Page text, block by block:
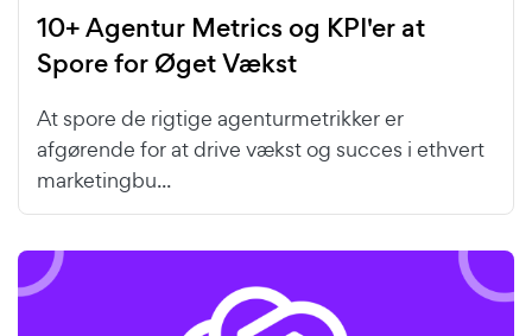
10+ Agentur Metrics og KPI'er at
Spore for Øget Vækst
At spore de rigtige agenturmetrikker er
afgørende for at drive vækst og succes i ethvert
marketingbu...